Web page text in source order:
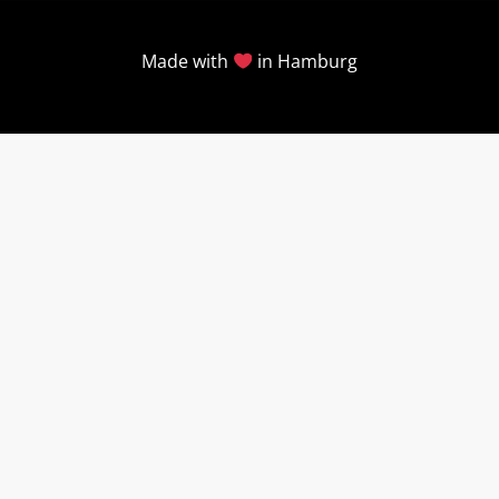
Made with in Hamburg